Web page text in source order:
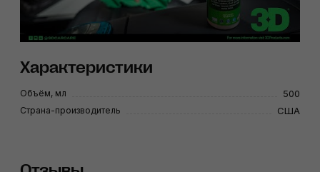
Характеристики
Объём, мл 500
Страна-производитель США